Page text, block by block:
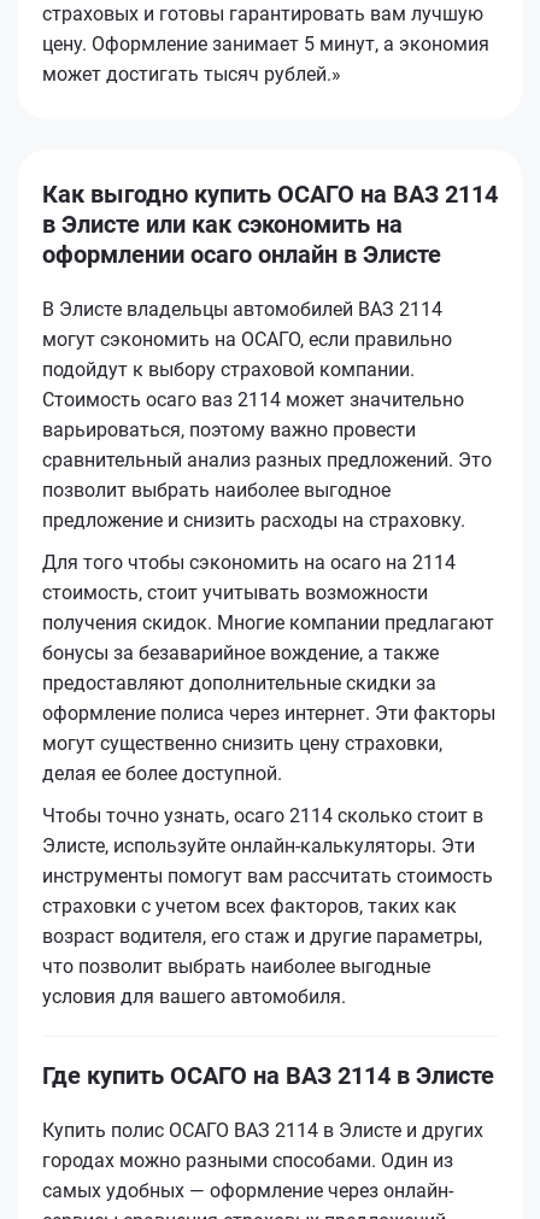
страховых и готовы гарантировать вам лучшую
цену. Оформление занимает 5 минут, а экономия
может достигать тысяч рублей.»
Как выгодно купить ОСАГО на ВАЗ 2114
в Элисте или как сэкономить на
оформлении осаго онлайн в Элисте
В Элисте владельцы автомобилей ВАЗ 2114
могут сэкономить на ОСАГО, если правильно
подойдут к выбору страховой компании.
Стоимость осаго ваз 2114 может значительно
варьироваться, поэтому важно провести
сравнительный анализ разных предложений. Это
позволит выбрать наиболее выгодное
предложение и снизить расходы на страховку.
Для того чтобы сэкономить на осаго на 2114
стоимость, стоит учитывать возможности
получения скидок. Многие компании предлагают
бонусы за безаварийное вождение, а также
предоставляют дополнительные скидки за
оформление полиса через интернет. Эти факторы
могут существенно снизить цену страховки,
делая ее более доступной.
Чтобы точно узнать, осаго 2114 сколько стоит в
Элисте, используйте онлайн-калькуляторы. Эти
инструменты помогут вам рассчитать стоимость
страховки с учетом всех факторов, таких как
возраст водителя, его стаж и другие параметры,
что позволит выбрать наиболее выгодные
условия для вашего автомобиля.
Где купить ОСАГО на ВАЗ 2114 в Элисте
Купить полис ОСАГО ВАЗ 2114 в Элисте и других
городах можно разными способами. Один из
самых удобных — оформление через онлайн-